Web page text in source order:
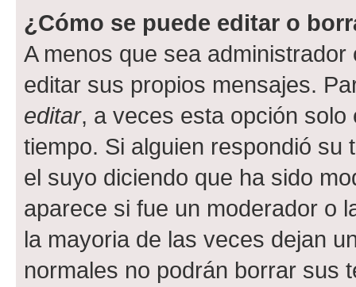
¿Cómo se puede editar o
A menos que sea
editar sus propios mensajes.
editar, a veces esta opción
tiempo. Si alguien respondió su
el suyo diciendo que ha sido
aparece si fue un moderador o
la mayoria de las veces dejan
normales no podrán borrar sus